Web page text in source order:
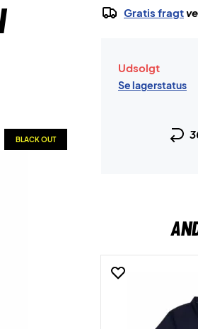
BLACK OUT
Gratis fragt
Udsolgt
Se lagerstatus